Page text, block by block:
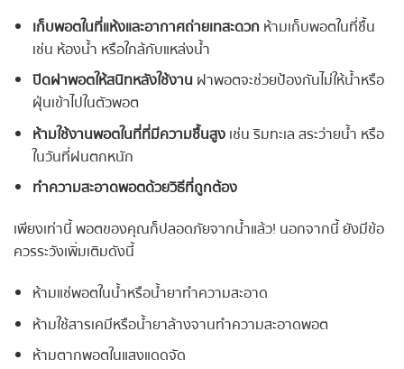
เก็บพอตในที่แห้งและอากาศถ่ายเทสะดวกห้ามเก็บพอตในที่ชื้น
เช่น ห้องน้ำ หรือใกล้กับแหล่งน้ำ
ปิดฝาพอตให้สนิทหลังใช้งานฝาพอตจะช่วยป้องกันไม่ให้น้ำหรือ
ฝุ่นเข้าไปในตัวพอต
ห้ามใช้งานพอตในที่ที่มีความชื้นสูงเช่น ริมทะเล สระว่ายน้ำ หรือ
ในวันที่ฝนตกหนัก
ทำความสะอาดพอตด้วยวิธีที่ถูกต้อง
เพียงเท่านี้ พอตของคุณก็ปลอดภัยจากน้ำแล้ว! นอกจากนี้ ยังมีข้อ
ควรระวังเพิ่มเติมดังนี้
ห้ามแช่พอตในน้ำหรือน้ำยาทำความสะอาด
ห้ามใช้สารเคมีหรือน้ำยาล้างจานทำความสะอาดพอต
ห้ามตากพอตในแสงแดดจัด